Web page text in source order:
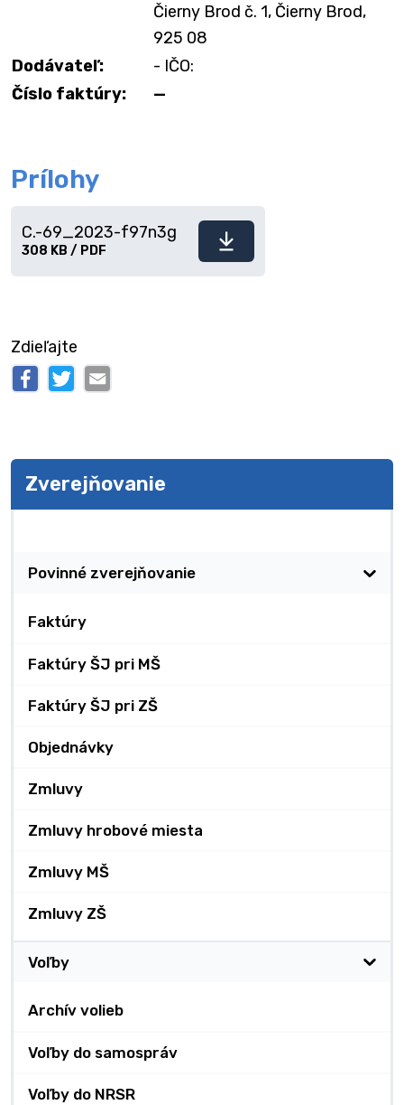
Čierny Brod č. 1, Čierny Brod,
925 08
Dodávateľ:
- IČO:
Číslo faktúry:
—
Prílohy
Stiahnuť
C.-69_2023-f97n3g
308 KB / PDF
Zdieľajte
Zverejňovanie
Povinné zverejňovanie
Faktúry
Faktúry ŠJ pri MŠ
Faktúry ŠJ pri ZŠ
Objednávky
Zmluvy
Zmluvy hrobové miesta
Zmluvy MŠ
Zmluvy ZŠ
Voľby
Archív volieb
Voľby do samospráv
Voľby do NRSR